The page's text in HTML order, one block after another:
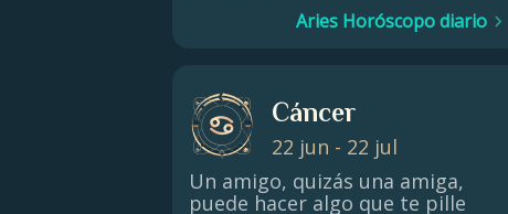
estas intuiciones a tu vida
falso.
Aries Horóscopo diario
Cáncer
22 jun - 22 jul
Un amigo, quizás una amiga,
puede hacer algo que te pille